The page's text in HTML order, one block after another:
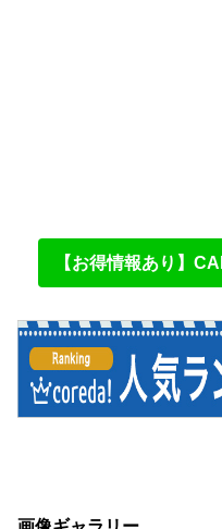
【お得情報あり】